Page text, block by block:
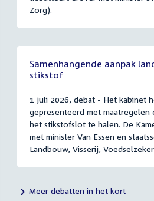
Zorg).
Samenhangende aanpak
stikstof
1 juli 2026, debat - Het kabinet
gepresenteerd met maatregelen
het stikstofslot te halen. De
met minister Van Essen en
Landbouw, Visserij,
Meer debatten in het kort